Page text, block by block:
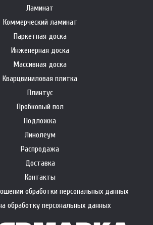
Ламинат
Коммерческий ламинат
Паркетная доска
Инженерная доска
Массивная доска
Кварцвиниловая плитка
Плинтус
Пробковый пол
Подложка
Линолеум
Распродажа
Доставка
Контакты
обработки персональных данных
обработку персональных данных